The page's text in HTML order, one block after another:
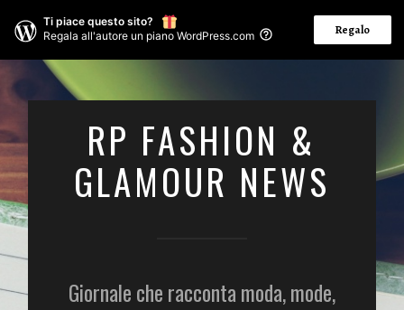
Ti piace questo sito?
Regala all'autore un piano WordPress.com
Regalo
RP FASHION &
GLAMOUR NEWS
Giornale che racconta moda, mode,